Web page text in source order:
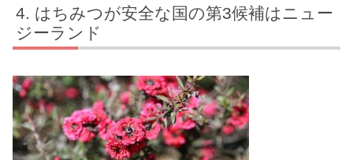
はちみつが安全な国の第3候補はニュー
ジーランド